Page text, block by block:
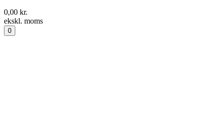
0,00 kr.
ekskl. moms
0